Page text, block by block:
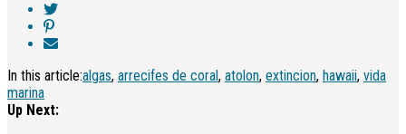
In this article:algas, arrecifes de coral, atolon, extincion, hawaii, vida
marina
Up Next: